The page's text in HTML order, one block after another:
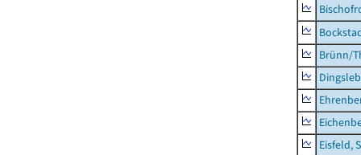
Brünn/
Eisfeld,